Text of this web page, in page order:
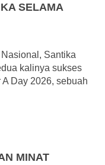
SELAMA
Santika
kalinya sukses
Day 2026, sebuah
MINAT